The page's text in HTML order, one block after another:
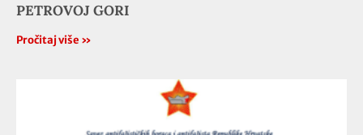
PETROVOJ GORI
Pročitaj više »